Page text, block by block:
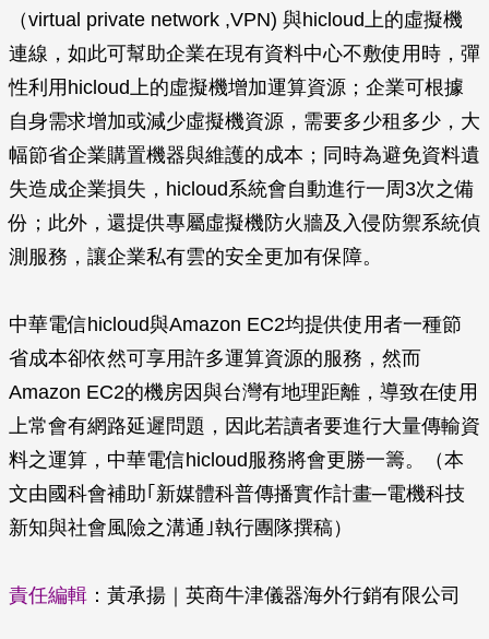
（virtual private network ,VPN) 與hicloud上的虛擬機
連線，如此可幫助企業在現有資料中心不敷使用時，彈
性利用hicloud上的虛擬機增加運算資源；企業可根據
自身需求增加或減少虛擬機資源，需要多少租多少，大
幅節省企業購置機器與維護的成本；同時為避免資料遺
失造成企業損失，hicloud系統會自動進行一周3次之備
份；此外，還提供專屬虛擬機防火牆及入侵防禦系統偵
測服務，讓企業私有雲的安全更加有保障。
中華電信hicloud與Amazon EC2均提供使用者一種節
省成本卻依然可享用許多運算資源的服務，然而
Amazon EC2的機房因與台灣有地理距離，導致在使用
上常會有網路延遲問題，因此若讀者要進行大量傳輸資
料之運算，中華電信hicloud服務將會更勝一籌。（本
文由國科會補助｢新媒體科普傳播實作計畫─電機科技
新知與社會風險之溝通｣執行團隊撰稿）
責任編輯 ：黃承揚｜英商牛津儀器海外行銷有限公司